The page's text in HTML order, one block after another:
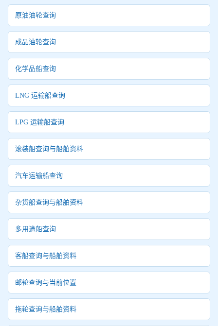
原油油轮查询
成品油轮查询
化学品船查询
LNG 运输船查询
LPG 运输船查询
滚装船查询与船舶资料
汽车运输船查询
杂货船查询与船舶资料
多用途船查询
客船查询与船舶资料
邮轮查询与当前位置
拖轮查询与船舶资料